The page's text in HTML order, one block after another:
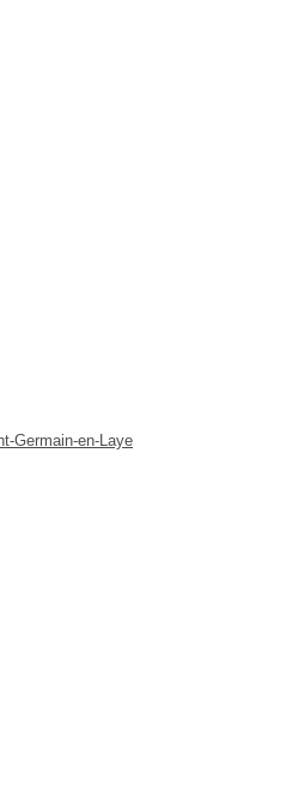
Germain-en-Laye